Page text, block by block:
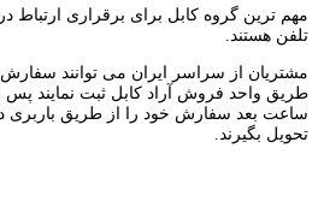
مهم ترین گروه کابل برای برقراری ارتباط
تلفن هستند.
مشتریان از سراسر ایران می توانند سفارش
ساعت بعد سفارش خود را از طریق
تحویل بگیرند.